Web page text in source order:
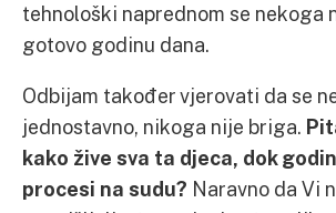
tehnološki naprednom se nekoga
gotovo godinu dana.
Odbijam također vjerovati da se
jednostavno, nikoga nije briga.
kako žive sva ta djeca, dok
procesi na sudu? Naravno da Vi